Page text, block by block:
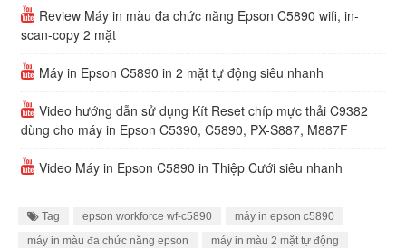
Review Máy in màu đa chức năng Epson C5890 wifi, in-
scan-copy 2 mặt
Máy in Epson C5890 in 2 mặt tự động siêu nhanh
Video hướng dẫn sử dụng Kít Reset chíp mực thải C9382
dùng cho máy in Epson C5390, C5890, PX-S887, M887F
Video Máy in Epson C5890 in Thiệp Cưới siêu nhanh
Tag epson workforce wf-c5890
máy in epson c5890
máy in màu đa chức năng epson
máy in màu 2 mặt tự động